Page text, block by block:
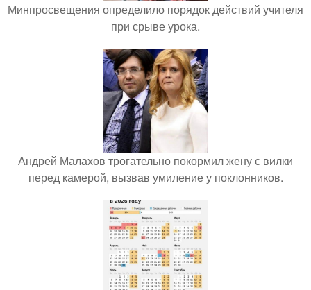
Минпросвещения определило порядок действий учителя
при срыве урока.
Андрей Малахов трогательно покормил жену с вилки
перед камерой, вызвав умиление у поклонников.